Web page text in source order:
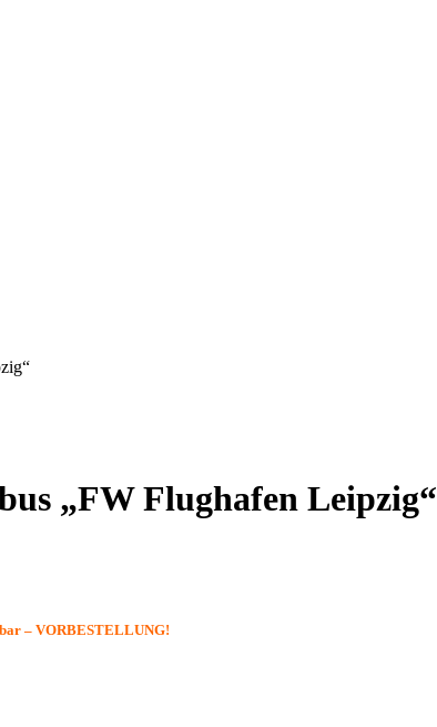
„FW Flughafen Leipzig“
– VORBESTELLUNG!